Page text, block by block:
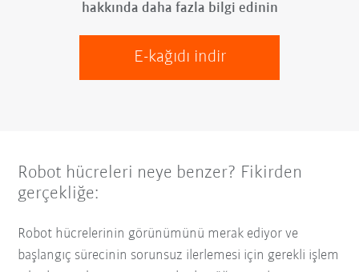
hakkında daha fazla bilgi edinin
E-kağıdı indir
Robot hücreleri neye benzer? Fikirden
gerçekliğe:
Robot hücrelerinin görünümünü merak ediyor ve
başlangıç sürecinin sorunsuz ilerlemesi için gerekli işlem